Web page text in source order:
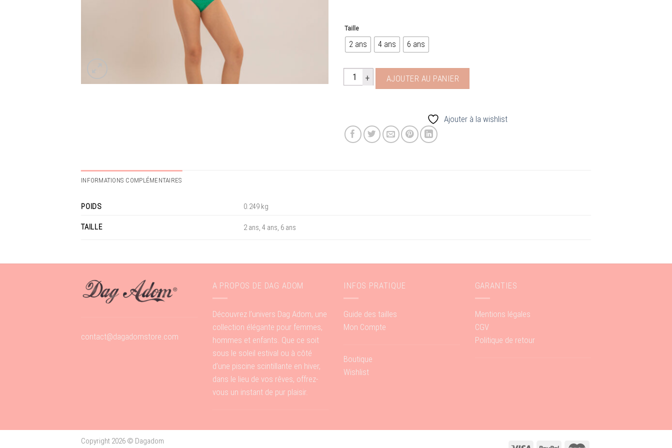
Taille
2 ans 4 ans 6 ans
quantité de Maillot de bain enfant Dag Adom
AJOUTER AU PANIER
Ajouter à la wishlist
INFORMATIONS COMPLÉMENTAIRES
POIDS 0.249 kg
TAILLE 2 ans, 4 ans, 6 ans
contact@dagadomstore.com
A PROPOS DE DAG ADOM
Découvrez l’univers Dag Adom, une
collection élégante pour femmes,
hommes et enfants. Que ce soit
sous le soleil estival ou à côté
d’une piscine scintillante en hiver,
dans le lieu de vos rêves, offrez-
vous un instant de pur plaisir.
INFOS PRATIQUE
Guide des tailles
Mon Compte
Boutique
Wishlist
GARANTIES
Mentions légales
CGV
Politique de retour
Copyright 2026 © Dagadom